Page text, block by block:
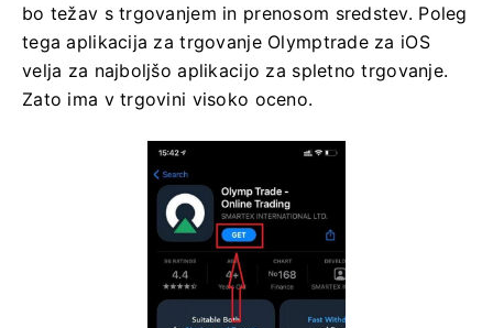
bo težav s trgovanjem in prenosom sredstev. Poleg
tega aplikacija za trgovanje Olymptrade za iOS
velja za najboljšo aplikacijo za spletno trgovanje.
Zato ima v trgovini visoko oceno.